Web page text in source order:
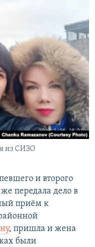
из СИЗО
и второго
передала дело в
приём к
, пришла и жена
были